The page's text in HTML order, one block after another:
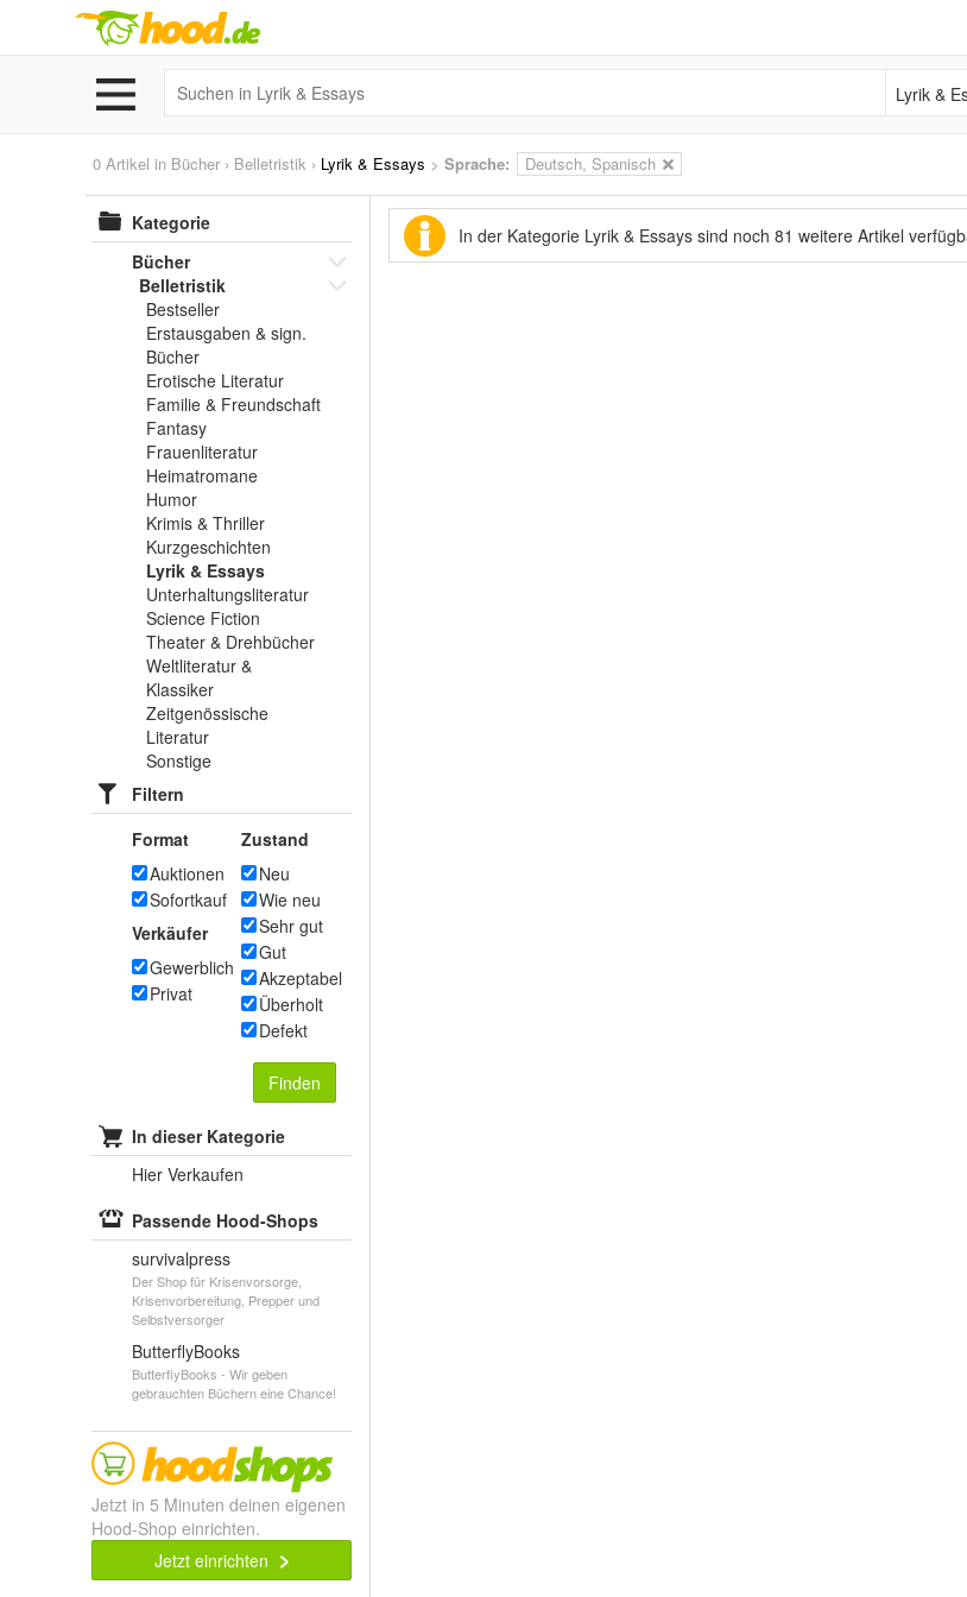
Lyrik &
0 Artikel in Bücher › Belletristik › Lyrik & Essays > Sprache: Deutsch, Spanisch
Kategorie
Bücher
Belletristik
Bestseller
Erstausgaben & sign.
Bücher
Erotische Literatur
Familie & Freundschaft
Fantasy
Frauenliteratur
Heimatromane
Humor
Krimis & Thriller
Kurzgeschichten
Lyrik & Essays
Unterhaltungsliteratur
Science Fiction
Theater & Drehbücher
Weltliteratur &
Klassiker
Zeitgenössische
Literatur
Sonstige
Filtern
Format
Auktionen
Sofortkauf
Verkäufer
Gewerblich
Privat
Zustand
Neu
Wie neu
Sehr gut
Gut
Akzeptabel
Überholt
Defekt
Finden
In dieser Kategorie
Hier Verkaufen
Passende Hood-Shops
survivalpress
Der Shop für Krisenvorsorge,
Krisenvorbereitung, Prepper und
Selbstversorger
ButterflyBooks
ButterflyBooks - Wir geben
gebrauchten Büchern eine Chance!
Jetzt in 5 Minuten deinen eigenen
Hood-Shop einrichten.
Jetzt einrichten
In der Kategorie Lyrik & Essays sind noch 81 weitere Artikel